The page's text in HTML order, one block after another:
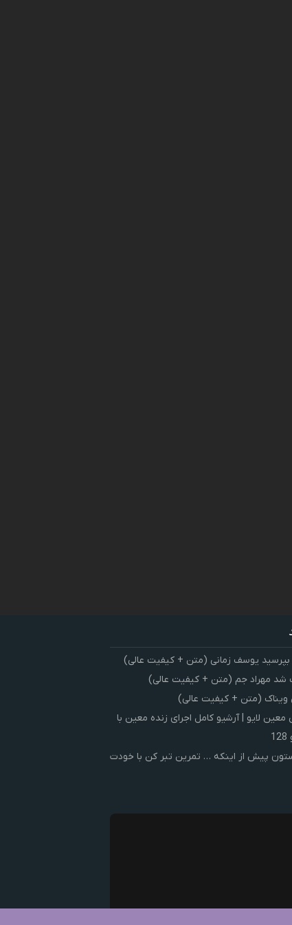
یوسف زمانی (متن + کیفیت عالی)
شد مهراد جم (متن + کیفیت عالی)
ویناک (متن + کیفیت عالی)
لایو | آرشیو کامل اجرای زنده معین با
پیش از اینکه … تمرین تبر کن با خودت